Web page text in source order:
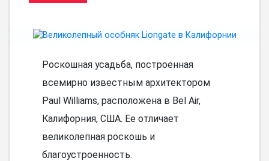
Роскошная усадьба, построенная
всемирно известным архитектором
Paul Williams, расположена в Bel Air,
Калифорния, США. Ее отличает
великолепная роскошь и
благоустроенность.